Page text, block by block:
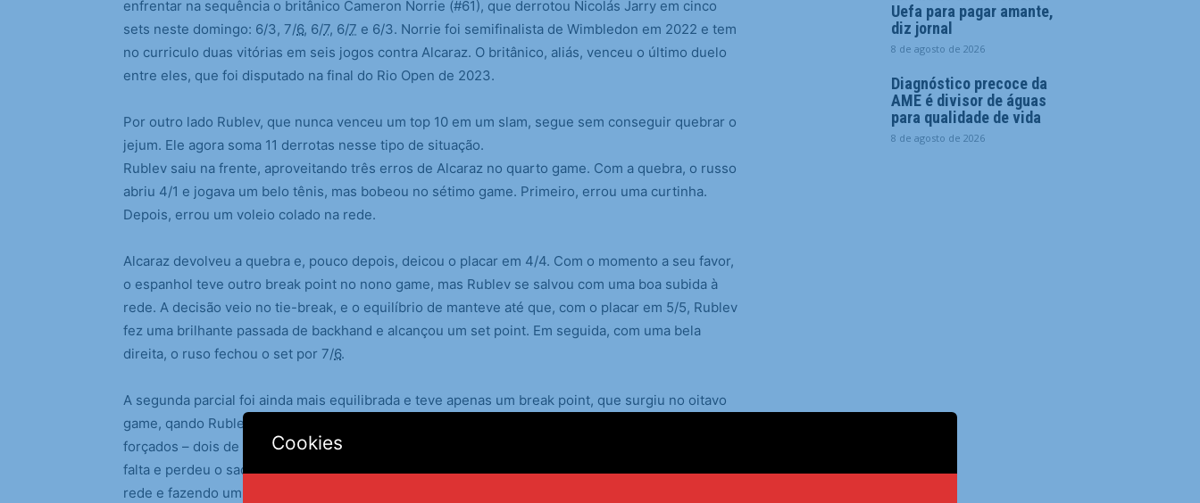
enfrentar na sequência o britânico Cameron Norrie (#61), que derrotou Nicolás Jarry em cinco
sets neste domingo: 6/3, 7/6, 6/7, 6/7 e 6/3. Norrie foi semifinalista de Wimbledon em 2022 e tem
no curriculo duas vitórias em seis jogos contra Alcaraz. O britânico, aliás, venceu o último duelo
entre eles, que foi disputado na final do Rio Open de 2023.
Por outro lado Rublev, que nunca venceu um top 10 em um slam, segue sem conseguir quebrar o
jejum. Ele agora soma 11 derrotas nesse tipo de situação.
Rublev saiu na frente, aproveitando três erros de Alcaraz no quarto game. Com a quebra, o russo
abriu 4/1 e jogava um belo tênis, mas bobeou no sétimo game. Primeiro, errou uma curtinha.
Depois, errou um voleio colado na rede.
Alcaraz devolveu a quebra e, pouco depois, deicou o placar em 4/4. Com o momento a seu favor,
o espanhol teve outro break point no nono game, mas Rublev se salvou com uma boa subida à
rede. A decisão veio no tie-break, e o equilíbrio de manteve até que, com o placar em 5/5, Rublev
fez uma brilhante passada de backhand e alcançou um set point. Em seguida, com uma bela
direita, o ruso fechou o set por 7/6.
A segunda parcial foi ainda mais equilibrada e teve apenas um break point, que surgiu no oitavo
game, qando Rublev, que fazia uma partida um tanto sólida até então, cometeu três erros não
forçados – dois de esquerda e um de direita. Então, com break point contra, o russo fez uma dupla
falta e perdeu o saque. Alcaraz não perdeu a chance. Fechou a parcial no game seguinte, indo à
rede e fazendo um belo bate pronto: 6/3.
Uefa para pagar amante,
diz jornal
8 de agosto de 2026
Diagnóstico precoce da
AME é divisor de águas
para qualidade de vida
8 de agosto de 2026
Cookies